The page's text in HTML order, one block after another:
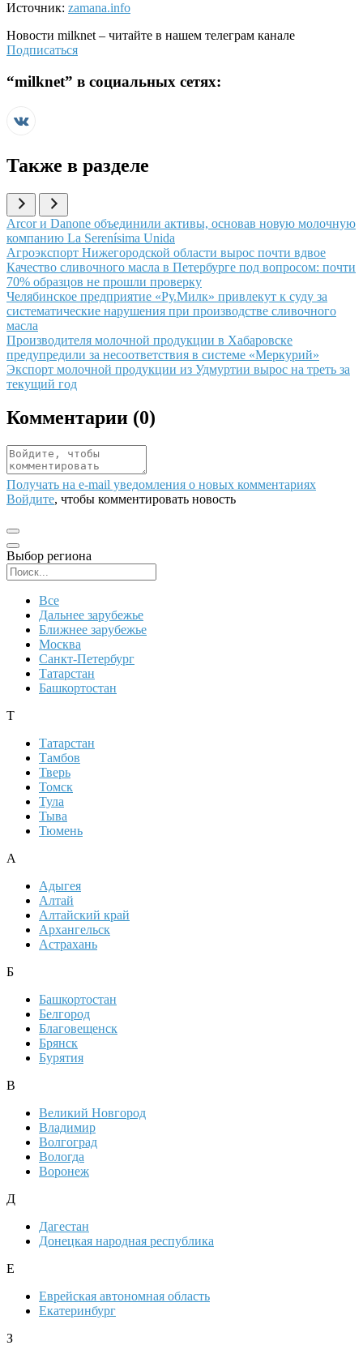
Источник: zamana.info
Новости milknet – читайте в нашем телеграм канале
Подписаться
“milknet” в социальных сетях:
Также в разделе
Иллюстрация новости
Arcor и Danone объединили активы, основав новую молочную
компанию La Serenísima Unida
Иллюстрация новости
Агроэкспорт Нижегородской области вырос почти вдвое
Иллюстрация новости
Качество сливочного масла в Петербурге под вопросом: почти
70% образцов не прошли проверку
Иллюстрация новости
Челябинское предприятие «Ру.Милк» привлекут к суду за
систематические нарушения при производстве сливочного
масла
Иллюстрация новости
Производителя молочной продукции в Хабаровске
предупредили за несоответствия в системе «Меркурий»
Иллюстрация новости
Экспорт молочной продукции из Удмуртии вырос на треть за
текущий год
Комментарии (0)
Получать на e‑mail уведомления о новых комментариях
Войдите, чтобы комментировать новость
Выбор региона
Все
Дальнее зарубежье
Ближнее зарубежье
Москва
Санкт-Петербург
Татарстан
Башкортостан
Т
Татарстан
Тамбов
Тверь
Томск
Тула
Тыва
Тюмень
А
Адыгея
Алтай
Алтайский край
Архангельск
Астрахань
Б
Башкортостан
Белгород
Благовещенск
Брянск
Бурятия
В
Великий Новгород
Владимир
Волгоград
Вологда
Воронеж
Д
Дагестан
Донецкая народная республика
Е
Еврейская автономная область
Екатеринбург
З